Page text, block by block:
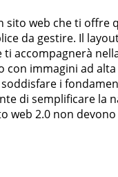
web che ti offre
da gestire. Il
accompagnerà
immagini ad
i
di semplificare la
web 2.0 non